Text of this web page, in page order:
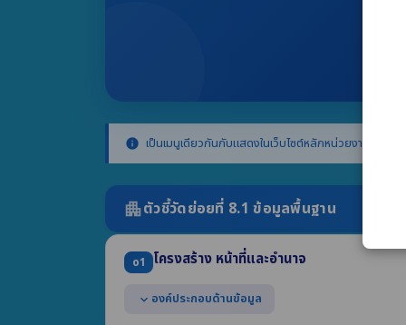
info เป็นเมนูเดียวกันกับแสดงในเว็บไซต์หลักหน่วยงาน การจั
apartmentตัวชี้วัดย่อยที่ 8.1 ข้อมูลพื้นฐาน
o1 โครงสร้าง หน้าที่และอำนาจ
expand_more องค์ประกอบด้านข้อมูล